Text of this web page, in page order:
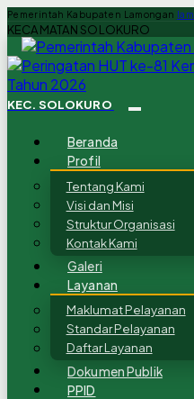
Pemerintah Kabupaten Lamongan
KECAMATAN SOLOKURO
KEC. SOLOKURO
Beranda
Profil
Tentang Kami
Visi dan Misi
Struktur Organisasi
Kontak Kami
Galeri
Layanan
Maklumat Pelayanan
Standar Pelayanan
Daftar Layanan
Dokumen Publik
PPID